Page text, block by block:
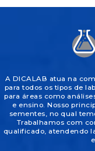
A DICALAB atua na
para todos os tipos de
para áreas como
e ensino. Nosso
sementes, no qual
Trabalhamos com
qualificado, atendendo